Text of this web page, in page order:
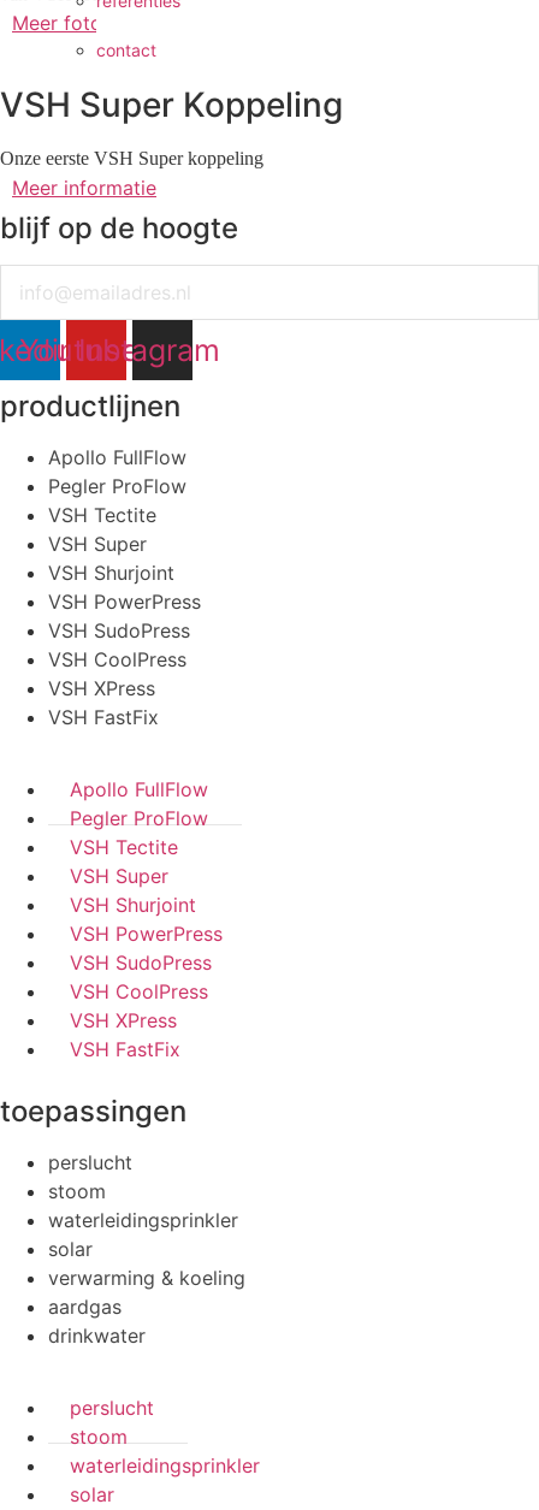
contact
Meer foto's
VSH Super Koppeling
Onze eerste VSH Super koppeling
Meer informatie
blijf op de hoogte
YoutubeInstagram
productlijnen
Apollo FullFlow
Pegler ProFlow
VSH Tectite
VSH Super
VSH Shurjoint
VSH PowerPress
VSH SudoPress
VSH CoolPress
VSH XPress
VSH FastFix
Apollo FullFlow
Pegler ProFlow
VSH Tectite
VSH Super
VSH Shurjoint
VSH PowerPress
VSH SudoPress
VSH CoolPress
VSH XPress
VSH FastFix
toepassingen
perslucht
stoom
waterleidingsprinkler
solar
verwarming & koeling
aardgas
drinkwater
perslucht
stoom
waterleidingsprinkler
solar